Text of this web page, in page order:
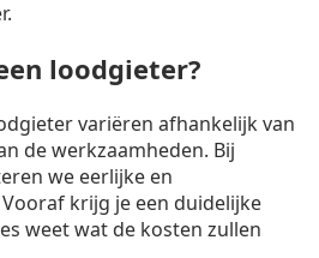
loodgieter?
variëren afhankelijk van
de werkzaamheden. Bij
we eerlijke en
krijg je een duidelijke
weet wat de kosten zullen